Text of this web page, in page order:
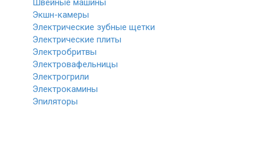
Швейные машины
Экшн-камеры
Электрические зубные щетки
Электрические плиты
Электробритвы
Электровафельницы
Электрогрили
Электрокамины
Эпиляторы